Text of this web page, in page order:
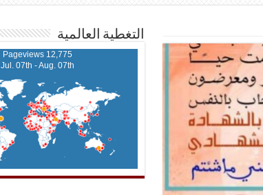
التغطية العالمية
12,775 Pageviews
Jul. 07th - Aug. 07th